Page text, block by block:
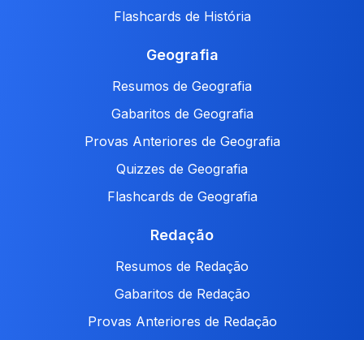
Flashcards de História
Geografia
Resumos de Geografia
Gabaritos de Geografia
Provas Anteriores de Geografia
Quizzes de Geografia
Flashcards de Geografia
Redação
Resumos de Redação
Gabaritos de Redação
Provas Anteriores de Redação